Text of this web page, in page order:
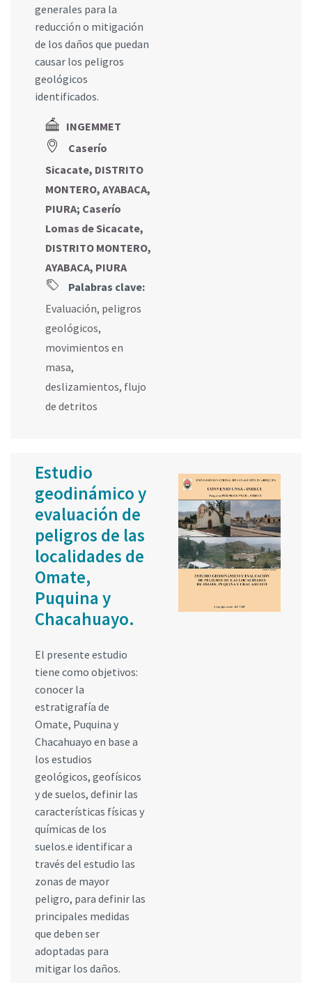
generales para la
reducción o mitigación
de los daños que puedan
causar los peligros
geológicos
identificados.
INGEMMET
Caserío
Sicacate, DISTRITO
MONTERO, AYABACA,
PIURA; Caserío
Lomas de Sicacate,
DISTRITO MONTERO,
AYABACA, PIURA
Palabras clave:
Evaluación, peligros
geológicos,
movimientos en
masa,
deslizamientos, flujo
de detritos
Estudio
geodinámico y
evaluación de
peligros de las
localidades de
Omate,
Puquina y
Chacahuayo.
El presente estudio
tiene como objetivos:
conocer la
estratigrafía de
Omate, Puquina y
Chacahuayo en base a
los estudios
geológicos, geofísicos
y de suelos, definir las
características físicas y
químicas de los
suelos.e identificar a
través del estudio las
zonas de mayor
peligro, para definir las
principales medidas
que deben ser
adoptadas para
mitigar los daños.